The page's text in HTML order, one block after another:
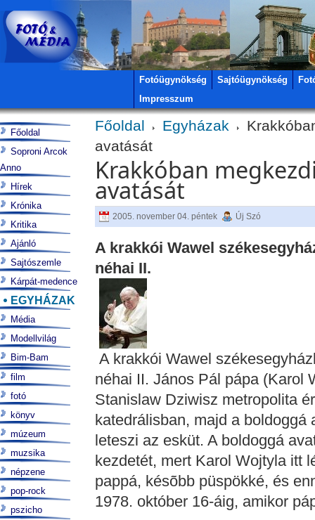
Fotóügynökség Sajtóügynökség
Impresszum
Főoldal Egyházak
avatását
Krakkóban
avatását
2005. november 04. péntek Új Szó
A krakkói Wawel
néhai II.
A krakkói Wawel
néhai II. János Pál pápa (Karol
Stanislaw Dziwisz metropolita
katedrálisban, majd a
leteszi az esküt. A boldoggá
kezdetét, mert Karol Wojtyla itt
pappá, késõbb püspökké, és
1978. október 16-áig, amikor
Főoldal
Soproni Arcok
Anno
Hírek
Krónika
Kritika
Ajánló
Sajtószemle
Kárpát-medence
EGYHÁZAK
Média
Modellvilág
Bim-Bam
film
fotó
könyv
múzeum
muzsika
népzene
pop-rock
pszicho